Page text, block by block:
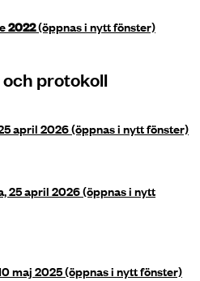
2022(öppnas i nytt fönster)
protokoll
april 2026 (öppnas i nytt fönster)
25 april 2026 (öppnas i nytt
maj 2025 (öppnas i nytt fönster)